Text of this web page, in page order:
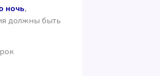
ночь,
должны быть